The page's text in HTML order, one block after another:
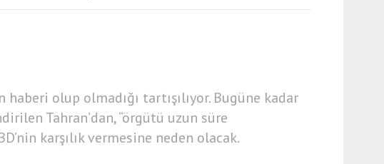
haberi olup olmadığı tartışılıyor. Bugüne kadar
Tahran’dan, “örgütü uzun süre
karşılık vermesine neden olacak.